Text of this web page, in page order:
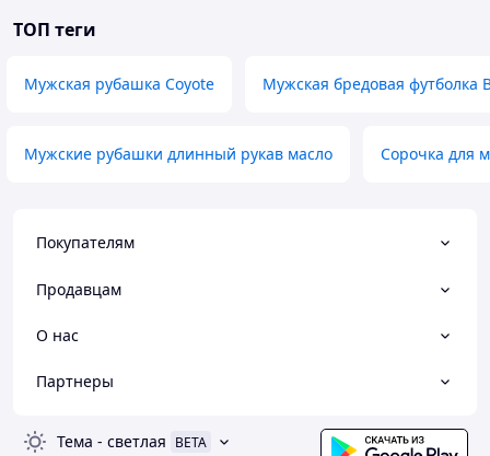
ТОП теги
Мужская рубашка Coyote Мужская бредовая футболка
Мужские рубашки длинный рукав масло Сорочка для
Покупателям
Продавцам
О нас
Партнеры
Тема - светлая BETA